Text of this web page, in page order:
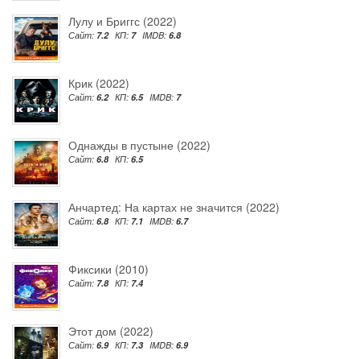
Лулу и Бриггс (2022)
Сайт: 7.2 КП: 7 IMDB: 6.8
Крик (2022)
Сайт: 6.2 КП: 6.5 IMDB: 7
Однажды в пустыне (2022)
Сайт: 6.8 КП: 6.5
Анчартед: На картах не значится (2022)
Сайт: 6.8 КП: 7.1 IMDB: 6.7
Фиксики (2010)
Сайт: 7.8 КП: 7.4
Этот дом (2022)
Сайт: 6.9 КП: 7.3 IMDB: 6.9